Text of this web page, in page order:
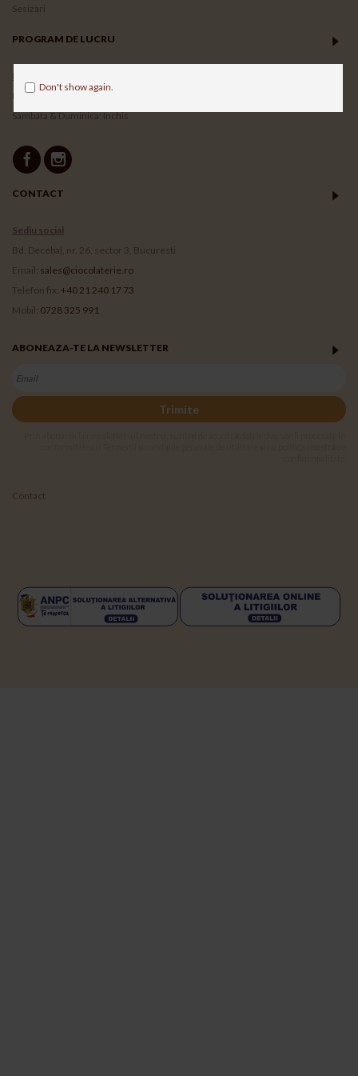
Don't show again.
Sesizari
PROGRAM DE LUCRU
Magazin online
Luni - Vineri: 9.00 -17.00
Sambata & Duminica: Inchis
CONTACT
Sediu social
Bd. Decebal, nr. 26, sector 3, Bucuresti
Email: sales@ciocolaterie.ro
Telefon fix: +40 21 240 17 73
Mobil: 0728 325 991
ABONEAZA-TE LA NEWSLETTER
Trimite
Contact